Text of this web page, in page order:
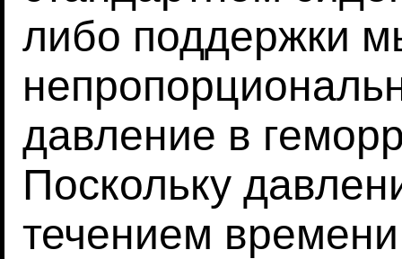
либо поддержки
давление в
Поскольку
течением